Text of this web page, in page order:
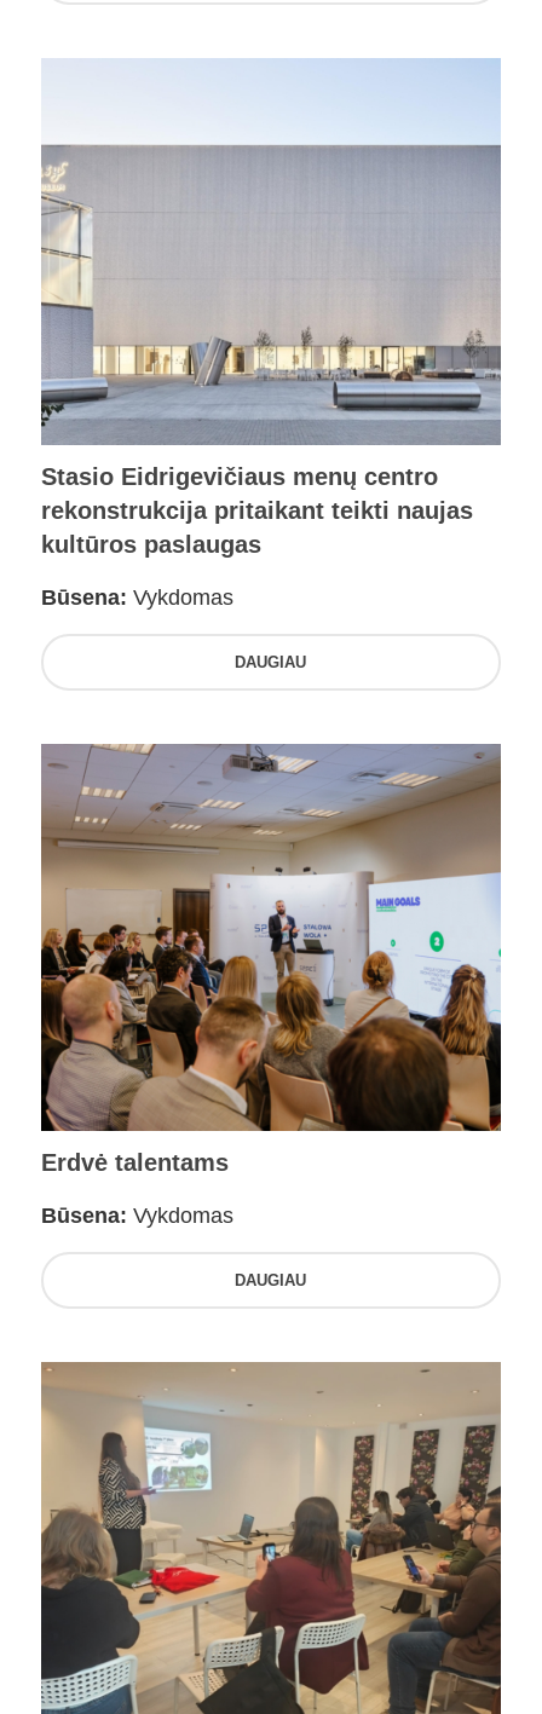
Stasio Eidrigevičiaus menų centro
rekonstrukcija pritaikant teikti naujas
kultūros paslaugas
Būsena: Vykdomas
DAUGIAU
Erdvė talentams
Būsena: Vykdomas
DAUGIAU